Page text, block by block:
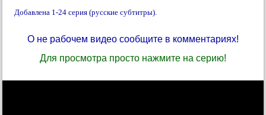
Добавлена 1-24 серия (русские субтитры).
О не рабочем видео сообщите в комментариях!
Для просмотра просто нажмите на серию!